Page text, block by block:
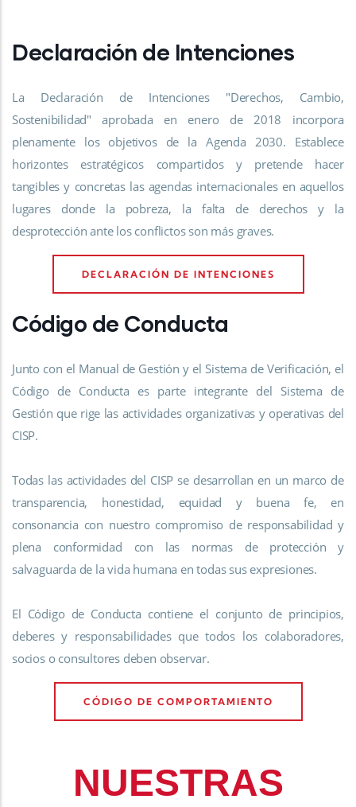
Declaración de Intenciones
La Declaración de Intenciones "Derechos, Cambio,
Sostenibilidad" aprobada en enero de 2018 incorpora
plenamente los objetivos de la Agenda 2030. Establece
horizontes estratégicos compartidos y pretende hacer
tangibles y concretas las agendas internacionales en aquellos
lugares donde la pobreza, la falta de derechos y la
desprotección ante los conflictos son más graves.
DECLARACIÓN DE INTENCIONES
Código de Conducta
Junto con el Manual de Gestión y el Sistema de Verificación, el
Código de Conducta es parte integrante del Sistema de
Gestión que rige las actividades organizativas y operativas del
CISP.
Todas las actividades del CISP se desarrollan en un marco de
transparencia, honestidad, equidad y buena fe, en
consonancia con nuestro compromiso de responsabilidad y
plena conformidad con las normas de protección y
salvaguarda de la vida humana en todas sus expresiones.
El Código de Conducta contiene el conjunto de principios,
deberes y responsabilidades que todos los colaboradores,
socios o consultores deben observar.
CÓDIGO DE COMPORTAMIENTO
NUESTRAS